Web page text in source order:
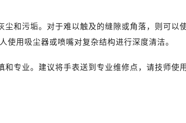
和污垢。对于难以触及的缝隙或角落，则可以
使用吸尘器或喷嘴对复杂结构进行深度清洁。
专业。建议将手表送到专业维修点，请技师使用